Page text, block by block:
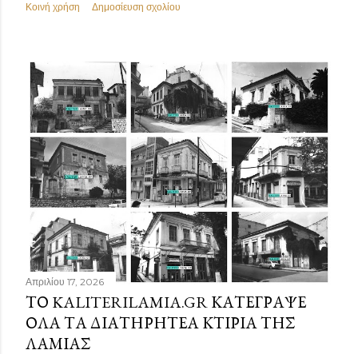
Κοινή χρήση Δημοσίευση σχολίου
Απριλίου 17, 2026
ΤΟ KALITERILAMIA.GR ΚΑΤΈΓΡΑΨΕ
ΌΛΑ ΤΑ ΔΙΑΤΗΡΗΤΈΑ ΚΤΊΡΙΑ ΤΗΣ
ΛΑΜΊΑΣ